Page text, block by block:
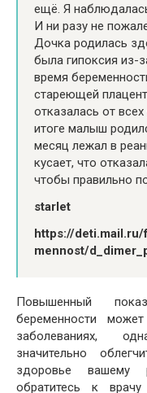
ещё. Я
И ни разу не
Дочка родилась
была гипоксия из-
время
стареющей
отказалась от
итоге малыш
месяц лежал в
кусает, что
чтобы правильно
starlet
https://
mennost/
Повышенный
беременности
заболеваниях,
значительно
здоровье вашему
обратитесь к